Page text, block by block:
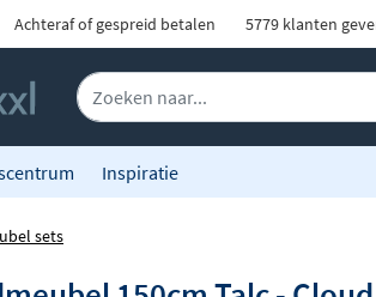
Achteraf of gespreid betalen 5779 klanten
Inspiratie
sets